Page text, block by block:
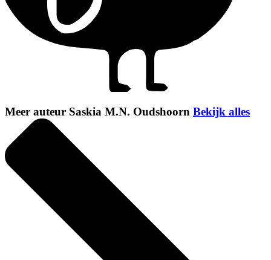
Meer auteur Saskia M.N. Oudshoorn Bekijk alles